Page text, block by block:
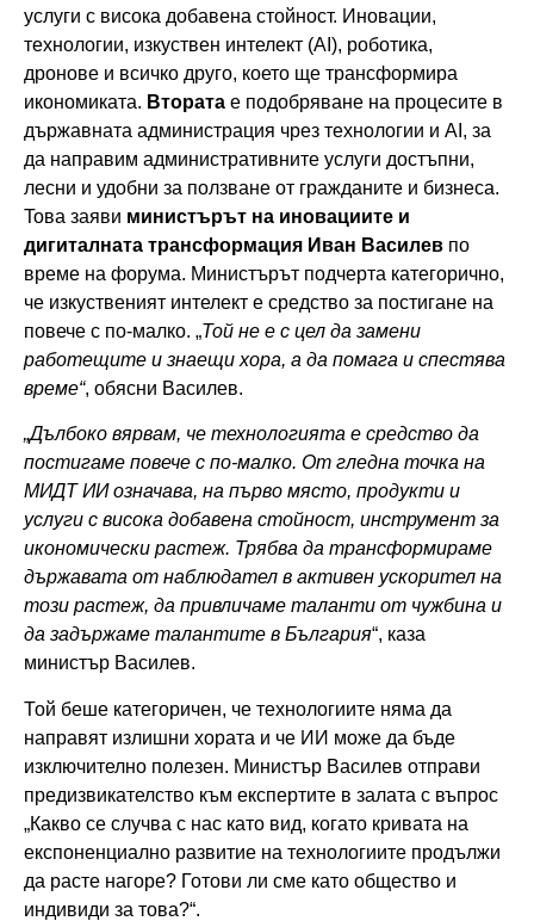
услуги с висока добавена стойност. Иновации,
технологии, изкуствен интелект (AI), роботика,
дронове и всичко друго, което ще трансформира
икономиката. Втората е подобряване на процесите в
държавната администрация чрез технологии и AI, за
да направим административните услуги достъпни,
лесни и удобни за ползване от гражданите и бизнеса.
Toва заяви министърът на иновациите и
дигиталната трансформация Иван Василев по
време на форума. Министърът подчерта категорично,
че изкуственият интелект е средство за постигане на
повече с по-малко. „Той не е с цел да замени
работещите и знаещи хора, а да помага и спестява
време“, обясни Василев.
„Дълбоко вярвам, че технологията е средство да
постигаме повече с по-малко. От гледна точка на
МИДТ ИИ означава, на първо място, продукти и
услуги с висока добавена стойност, инструмент за
икономически растеж. Трябва да трансформираме
държавата от наблюдател в активен ускорител на
този растеж, да привличаме таланти от чужбина и
да задържаме талантите в България“, каза
министър Василев.
Той беше категоричен, че технологиите няма да
направят излишни хората и че ИИ може да бъде
изключително полезен. Министър Василев отправи
предизвикателство към експертите в залата с въпрос
„Какво се случва с нас като вид, когато кривата на
експоненциално развитие на технологиите продължи
да расте нагоре? Готови ли сме като общество и
индивиди за това?“.